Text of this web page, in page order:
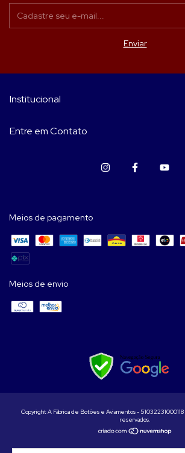
Institucional
Entre em Contato
Meios de pagamento
Meios de envio
Copyright A Fábrica de Botões e Aviamentos -
reservados.